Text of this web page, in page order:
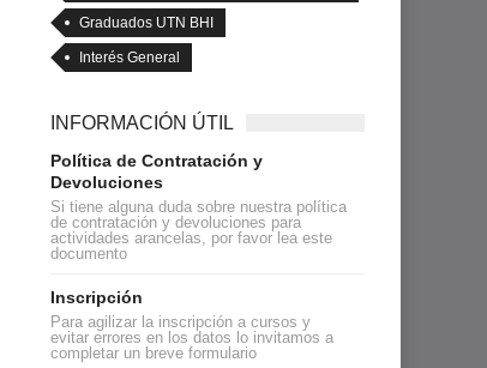
Empresariales
Graduados UTN BHI
Interés General
INFORMACIÓN ÚTIL
Política de Contratación y
Devoluciones
Si tiene alguna duda sobre nuestra política
de contratación y devoluciones para
actividades arancelas, por favor lea este
documento
Inscripción
Para agilizar la inscripción a cursos y
evitar errores en los datos lo invitamos a
completar un breve formulario